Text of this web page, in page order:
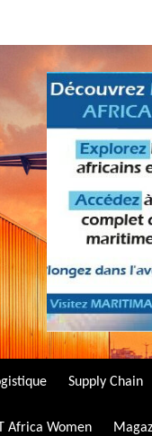
Supply Chain
Africa Women